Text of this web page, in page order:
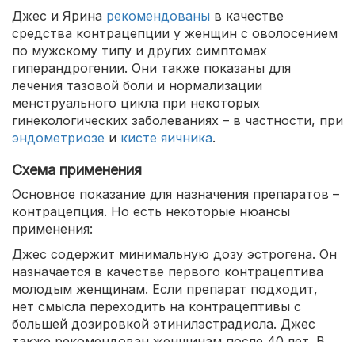
Джес и Ярина рекомендованы в качестве
средства контрацепции у женщин с оволосением
по мужскому типу и других симптомах
гиперандрогении. Они также показаны для
лечения тазовой боли и нормализации
менструального цикла при некоторых
гинекологических заболеваниях – в частности, при
эндометриозе и кисте яичника.
Схема применения
Основное показание для назначения препаратов –
контрацепция. Но есть некоторые нюансы
применения:
Джес содержит минимальную дозу эстрогена. Он
назначается в качестве первого контрацептива
молодым женщинам. Если препарат подходит,
нет смысла переходить на контрацептивы с
большей дозировкой этинилэстрадиола. Джес